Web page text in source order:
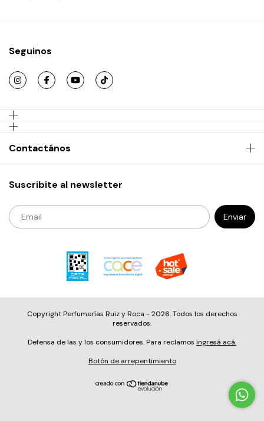
Seguinos
Contactános
Suscribite al newsletter
Copyright Perfumerías Ruiz y Roca - 2026. Todos los derechos
reservados.
Defensa de las y los consumidores. Para reclamos ingresá acá.
Botón de arrepentimiento